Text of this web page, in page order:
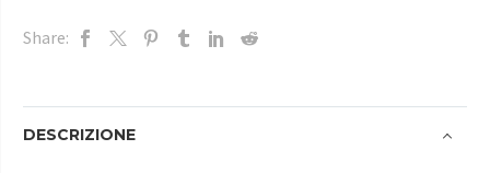
Share:
DESCRIZIONE